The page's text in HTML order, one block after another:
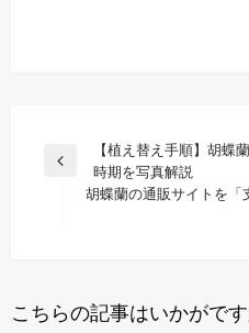
投
ー
【植え替え手順】胡蝶
時期を写真解説
胡蝶蘭の通販サイトを「
こちらの記事はいかがです